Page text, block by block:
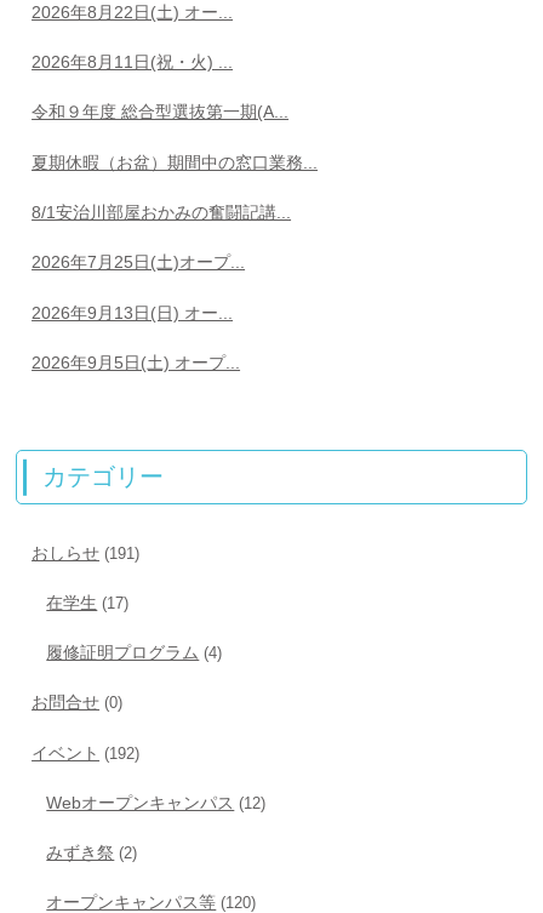
2026年8月22日(土) オー...
2026年8月11日(祝・火) ...
令和９年度 総合型選抜第一期(A...
夏期休暇（お盆）期間中の窓口業務...
8/1安治川部屋おかみの奮闘記講...
2026年7月25日(土)オープ...
2026年9月13日(日) オー...
2026年9月5日(土) オープ...
カテゴリー
おしらせ (191)
在学生 (17)
履修証明プログラム (4)
お問合せ (0)
イベント (192)
Webオープンキャンパス (12)
みずき祭 (2)
オープンキャンパス等 (120)